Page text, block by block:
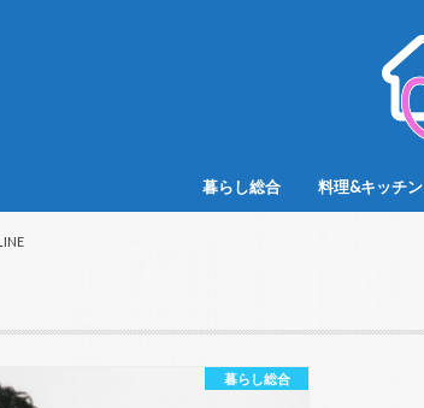
暮らし総合 料理&キッチン
暮らし総合